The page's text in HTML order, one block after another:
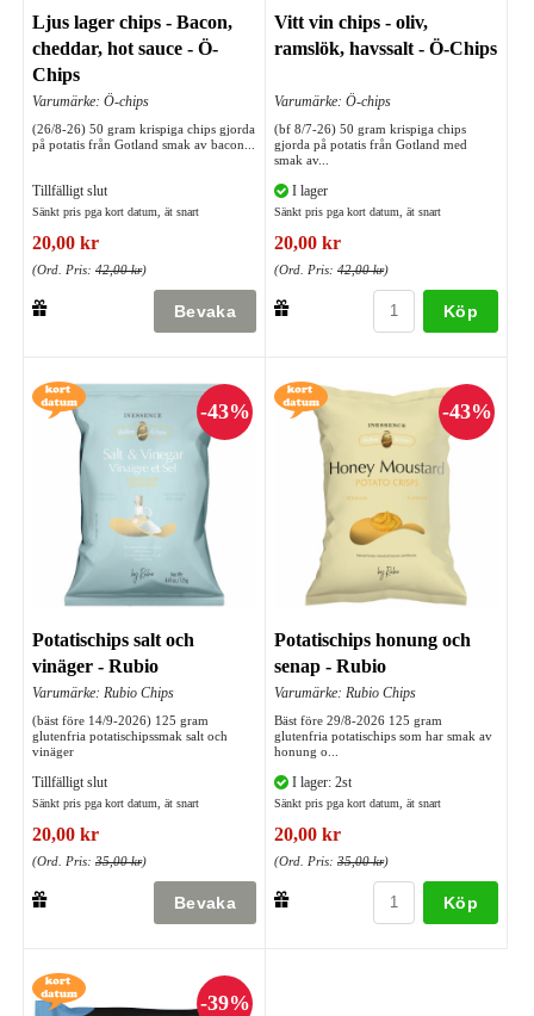
Ljus lager chips - Bacon,
cheddar, hot sauce - Ö-
Chips
Varumärke: Ö-chips
(26/8-26) 50 gram krispiga chips gjorda
på potatis från Gotland smak av bacon...
Tillfälligt slut
Sänkt pris pga kort datum, ät snart
20,00 kr
(Ord. Pris: 42,00 kr)
Vitt vin chips - oliv,
ramslök, havssalt - Ö-Chips
Varumärke: Ö-chips
(bf 8/7-26) 50 gram krispiga chips
gjorda på potatis från Gotland med
smak av...
I lager
Sänkt pris pga kort datum, ät snart
20,00 kr
(Ord. Pris: 42,00 kr)
Köp
Potatischips salt och
vinäger - Rubio
Varumärke: Rubio Chips
(bäst före 14/9-2026) 125 gram
glutenfria potatischipssmak salt och
vinäger
Tillfälligt slut
Sänkt pris pga kort datum, ät snart
20,00 kr
(Ord. Pris: 35,00 kr)
Potatischips honung och
senap - Rubio
Varumärke: Rubio Chips
Bäst före 29/8-2026 125 gram
glutenfria potatischips som har smak av
honung o...
I lager: 2st
Sänkt pris pga kort datum, ät snart
20,00 kr
(Ord. Pris: 35,00 kr)
Köp